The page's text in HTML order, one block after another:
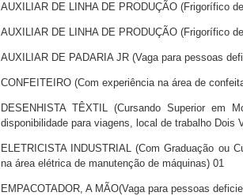
AUXILIAR DE LINHA DE PRODUÇÃO (Frigorífico
AUXILIAR DE LINHA DE PRODUÇÃO (Frigorífico
AUXILIAR DE PADARIA JR (Vaga para pessoas
CONFEITEIRO (Com experiência na área de
DESENHISTA TÊXTIL (Cursando Superior em
disponibilidade para viagens, local de trabalho Dois
ELETRICISTA INDUSTRIAL (Com Graduação ou
na área elétrica de manutenção de máquinas) 01
EMPACOTADOR, A MÃO(Vaga para pessoas